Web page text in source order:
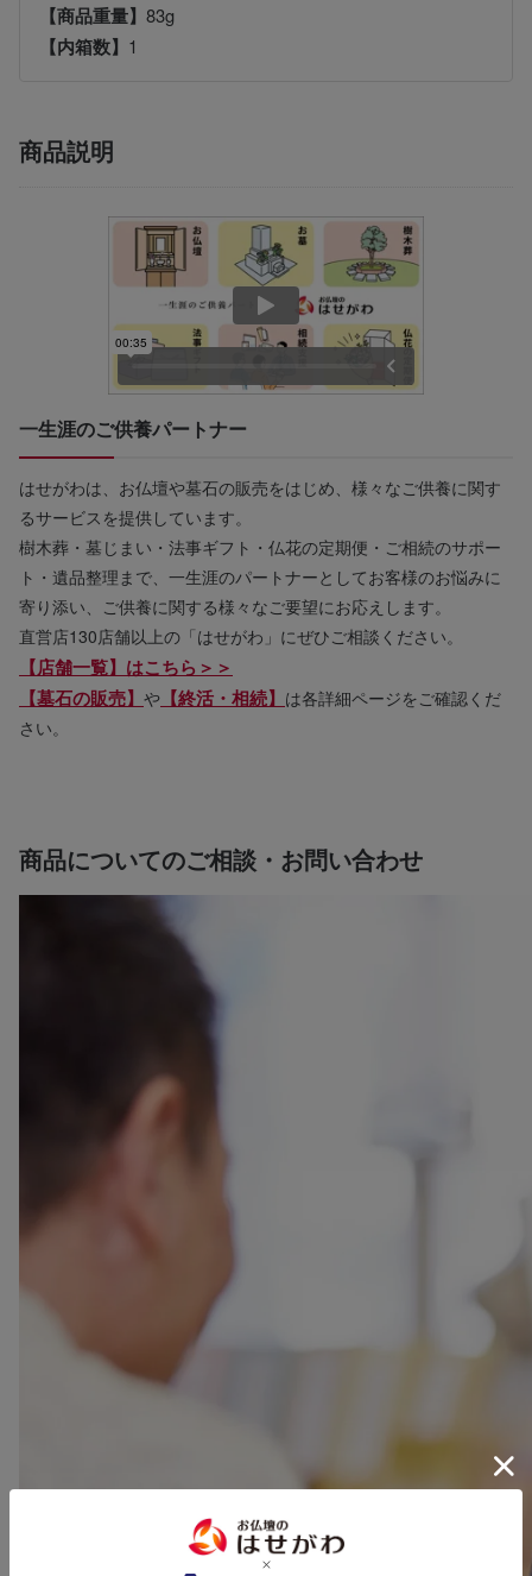
【商品重量】 83g
【内箱数】 1
商品説明
一生涯のご供養パートナー
はせがわは、お仏壇や墓石の販売をはじめ、様々なご供養に関す
るサービスを提供しています。
樹木葬・墓じまい・法事ギフト・仏花の定期便・ご相続のサポー
ト・遺品整理まで、一生涯のパートナーとしてお客様のお悩みに
寄り添い、ご供養に関する様々なご要望にお応えします。
直営店130店舗以上の「はせがわ」にぜひご相談ください。
【店舗一覧】はこちら＞＞
【墓石の販売】 や 【終活・相続】 は各詳細ページをご確認くだ
さい。
商品についてのご相談・お問い合わせ